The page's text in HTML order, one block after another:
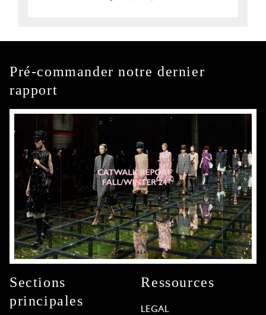
Pré-commander notre dernier
rapport
Sections
principales
Ressources
LEGAL